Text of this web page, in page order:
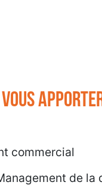
commercial
de la